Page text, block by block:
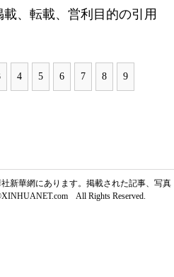
、転載、営利目的の引用
4 5 6 7 8 9
新華網にあります。掲載された記事、写真
All Rights Reserved.